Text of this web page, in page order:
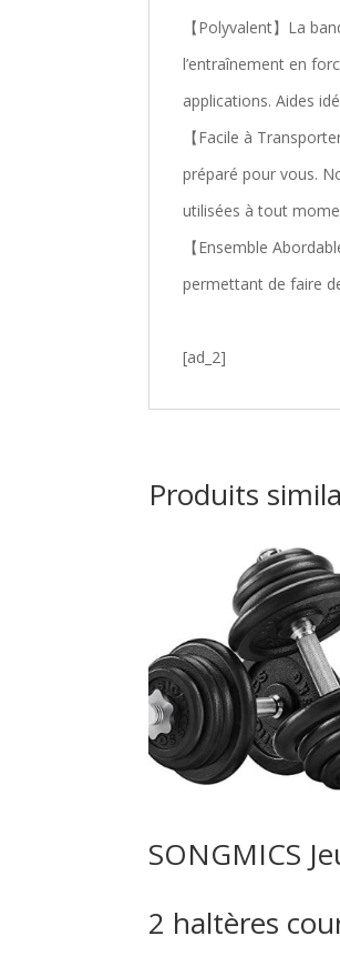
【Polyvalent】La
l’entraînement en
applications. Aides
【Facile à
préparé pour vous.
utilisées à tout
【Ensemble
permettant de faire
[ad_2]
Produits
SONGMICS
2 haltères